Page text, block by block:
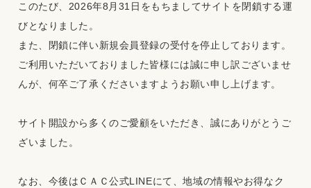
このたび、2026年8月31日をもちましてサイトを閉鎖する運
びとなりました。
また、閉鎖に伴い新規会員登録の受付を停止しております。
ご利用いただいておりました皆様には誠に申し訳ございませ
んが、何卒ご了承くださいますようお願い申し上げます。
サイト開設から多くのご愛顧をいただき、誠にありがとうご
ざいました。
なお、今後はＣＡＣ公式LINEにて、地域の情報やお得なク